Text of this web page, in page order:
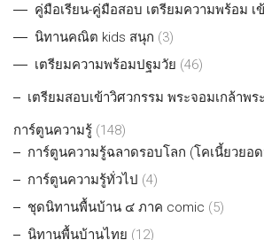
คู่มือเรียน-คู่มือสอบ เตรียมความพร้อม เ
นิทานคณิต kids สนุก (3)
เตรียมความพร้อมปฐมวัย (46)
เตรียมสอบเข้าวิศวกรรม พระจอมเกล้าพร
การ์ตูนความรู้ (148)
การ์ตูนความรู้ฉลาดรอบโลก (โคเนี้ยวยอ
การ์ตูนความรู้ทั่วไป (4)
ชุดนิทานพื้นบ้าน ๔ ภาค comic (5)
นิทานพื้นบ้านไทย (12)